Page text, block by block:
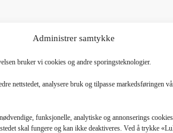
Administrer samtykke
bruker vi cookies og andre sporingsteknologier.
nettstedet, analysere bruk og tilpasse markedsføringen
funksjonelle, analytiske og annonserings
skal fungere og kan ikke deaktiveres. Ved å trykke